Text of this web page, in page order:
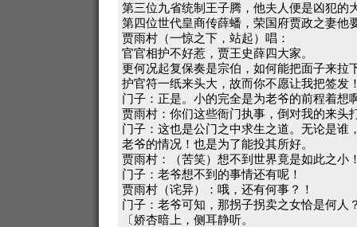
第三位九省统制王子腾，他夫人便是凶犯的
第四位世代皇商传薛蟠，荣国府贾政之妻他
贾雨村（一惊之下，站起）唱：
官官相护不好惹，贾王史薛四大家。
更何况起复保奏是宗伯，如何能把面子来拉
护官符一纸来头大，故而你不愿让我把签发
门子：正是。小的完全是为老爷的前程着想
贾雨村：你们这些衙门执事，倒对我的来头
门子：这也是公门之中求生之道。无论是谁
老爷的情况！也是为了能投其所好。
贾雨村：（苦笑）想不到世界竟是如此之小
门子：老爷想不到的事情还有呢！
贾雨村（诧异）：哦，还有何事？！
门子：老爷可知，那拐子拐卖之女恰是何人
〔娇杏暗上，侧耳静听。